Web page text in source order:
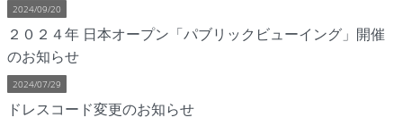
2024/09/20
２０２４年 日本オープン「パブリックビューイング」開催
のお知らせ
2024/07/29
ドレスコード変更のお知らせ